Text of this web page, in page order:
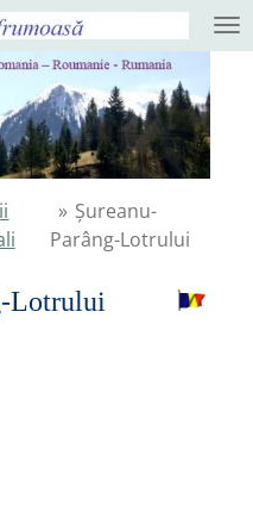
» Șureanu-
Parâng-Lotrului
Lotrului